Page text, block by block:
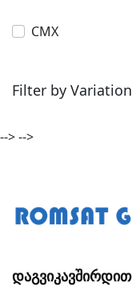
CMX
Filter by Variation
-->-->
Დაგვიკავშირდით